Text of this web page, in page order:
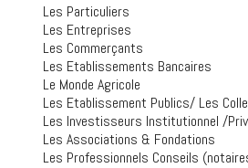
Les Particuliers
Les Entreprises
Les Commerçants
Les Etablissements Bancaires
Le Monde Agricole
Les Etablissement Publics/ Les
Les Investisseurs Institutionnel /
Les Associations & Fondations
Les Professionnels Conseils